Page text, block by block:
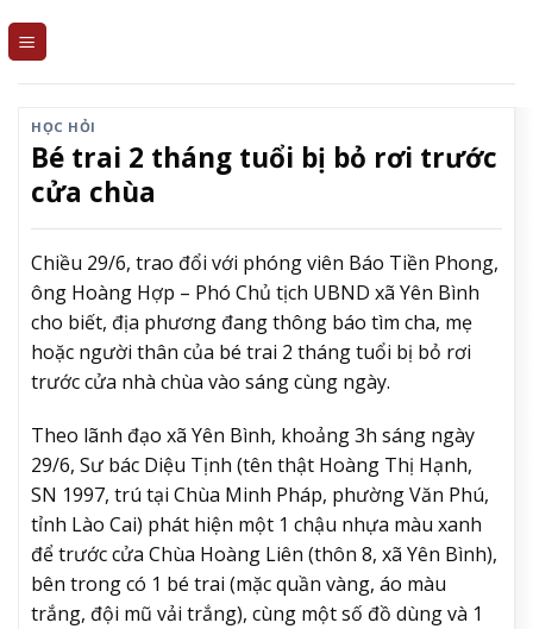
HỌC HỎI
Bé trai 2 tháng tuổi bị bỏ rơi trước
cửa chùa
Chiều 29/6, trao đổi với phóng viên Báo Tiền Phong,
ông Hoàng Hợp – Phó Chủ tịch UBND xã Yên Bình
cho biết, địa phương đang thông báo tìm cha, mẹ
hoặc người thân của bé trai 2 tháng tuổi bị bỏ rơi
trước cửa nhà chùa vào sáng cùng ngày.
Theo lãnh đạo xã Yên Bình, khoảng 3h sáng ngày
29/6, Sư bác Diệu Tịnh (tên thật Hoàng Thị Hạnh,
SN 1997, trú tại Chùa Minh Pháp, phường Văn Phú,
tỉnh Lào Cai) phát hiện một 1 chậu nhựa màu xanh
để trước cửa Chùa Hoàng Liên (thôn 8, xã Yên Bình),
bên trong có 1 bé trai (mặc quần vàng, áo màu
trắng, đội mũ vải trắng), cùng một số đồ dùng và 1